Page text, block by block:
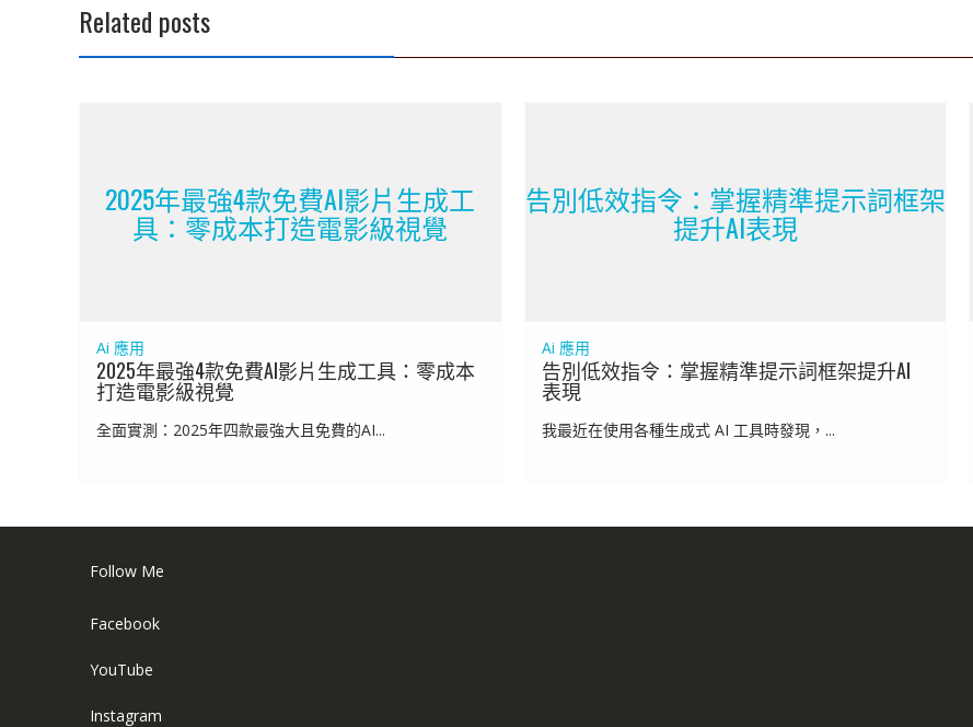
Related posts
2025年最強4款免費AI影片生成工
具：零成本打造電影級視覺
Ai 應用
2025年最強4款免費AI影片生成工具：零成本
打造電影級視覺
全面實測：2025年四款最強大且免費的AI...
告別低效指令：掌握精準提示詞框架
提升AI表現
Ai 應用
告別低效指令：掌握精準提示詞框架提升AI
表現
我最近在使用各種生成式 AI 工具時發現，...
Follow Me
Facebook
YouTube
Instagram